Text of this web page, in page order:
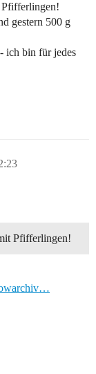
Pfifferlingen!
gestern 500 g
ich bin für jedes
Pfifferlingen!